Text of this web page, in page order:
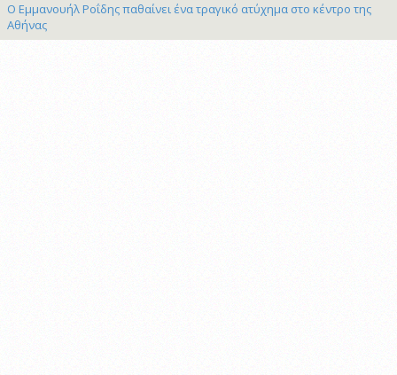
Ο Εμμανουήλ Ροΐδης παθαίνει ένα τραγικό ατύχημα στο κέντρο της
Αθήνας